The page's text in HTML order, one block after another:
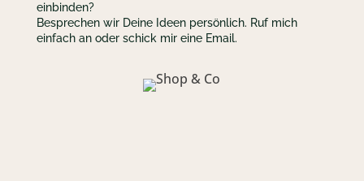
einbinden?
Besprechen wir Deine Ideen persönlich. Ruf mich
einfach an oder schick mir eine Email.